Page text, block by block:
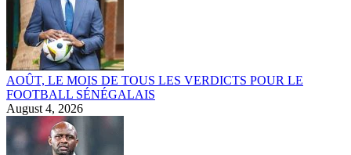
AOÛT, LE MOIS DE TOUS LES VERDICTS POUR LE
FOOTBALL SÉNÉGALAIS
August 4, 2026